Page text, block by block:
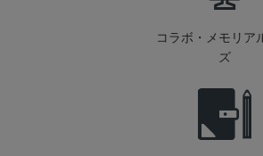
コラボ・メモリア
ズ